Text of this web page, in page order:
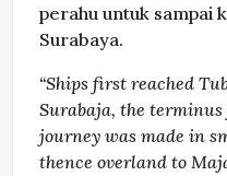
perahu untuk sampai
Surabaya.
“Ships first reached
Surabaja, the terminus
journey was made in
thence overland to